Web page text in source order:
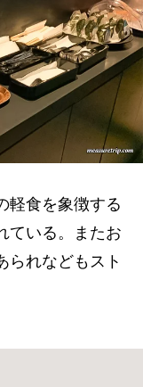
軽食を象徴する
ている。またお
られなどもスト